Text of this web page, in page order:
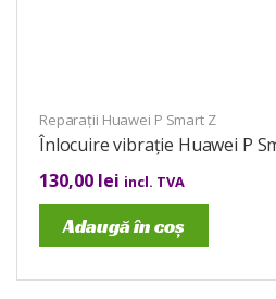
Reparații Huawei P Smart Z
Înlocuire vibrație Huawei P
130,00 lei incl. TVA
Adaugă în coș